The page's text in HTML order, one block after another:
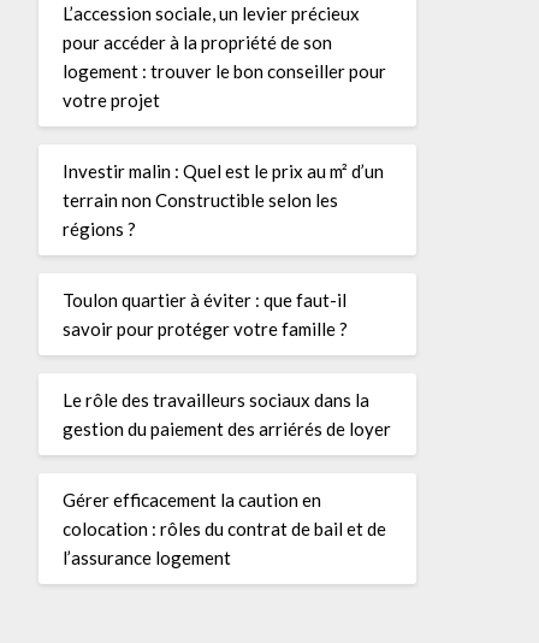
L’accession sociale, un levier précieux
pour accéder à la propriété de son
logement : trouver le bon conseiller pour
votre projet
Investir malin : Quel est le prix au m² d’un
terrain non Constructible selon les
régions ?
Toulon quartier à éviter : que faut-il
savoir pour protéger votre famille ?
Le rôle des travailleurs sociaux dans la
gestion du paiement des arriérés de loyer
Gérer efficacement la caution en
colocation : rôles du contrat de bail et de
l’assurance logement